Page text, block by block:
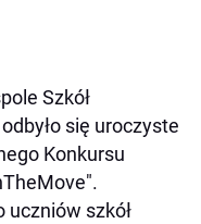
Szkół
się uroczyste
Konkursu
uczniów szkół